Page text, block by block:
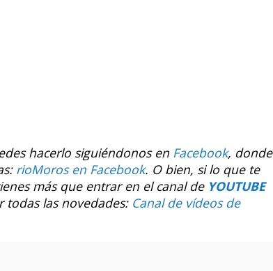
hacerlo siguiéndonos en Facebook, donde
rioMoros en Facebook. O bien, si lo que te
más que entrar en el canal de YOUTUBE
todas las novedades: Canal de vídeos de